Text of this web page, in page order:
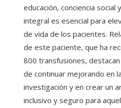
educación, conciencia social
integral es esencial para
de vida de los pacientes.
de este paciente, que ha
800 transfusiones,
de continuar mejorando en la
investigación y en crear un
inclusivo y seguro para